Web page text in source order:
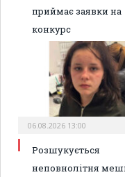
приймає заявки на
конкурс
06.08.2026 13:00
Розшукується
неповнолітня